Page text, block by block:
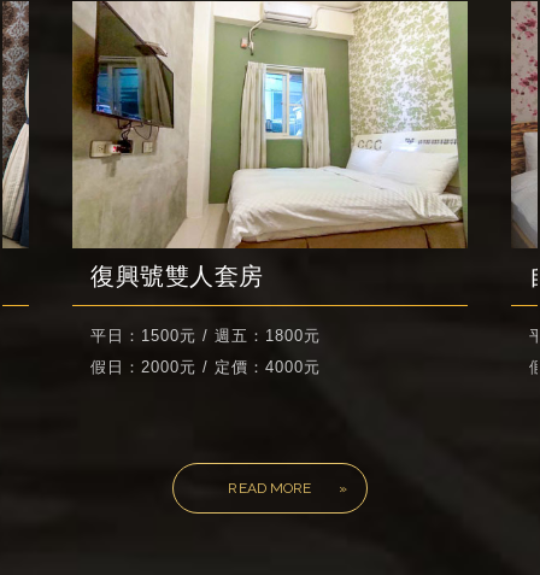
復興號雙人套房
平日：1500元 / 週五：1800元
假日：2000元 / 定價：4000元
READ MORE